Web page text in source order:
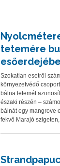
tetemére
Szokatlan esetről
környezetvédő
bálna tetemét
északi részén –
bálnát egy mangrove
fekvő Marajó